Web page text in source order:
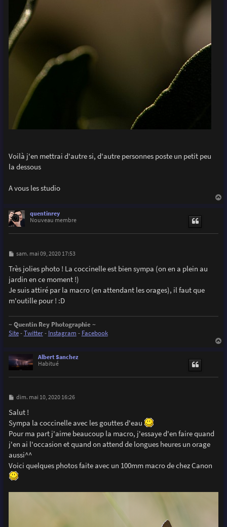
Voilà j'en mettrai d'autre si, d'autre personnes poste un petit peu
la dessous
A vous les studio
quentinrey
Nouveau membre
M
s
s
a
e
sam. mai 09, 2020 17:53
Très jolies photo ! La coccinelle est bien sympa (on en a plein au
jardin en ce moment !)
Je suis attiré par la macro (en attendant les orages), il faut que
m'outille pour ! :D
~ Quentin Rey Photographie ~
Site-Twitter- Instagram - Facebook
Albert Sanchez
Habitué
M
s
s
a
e
dim. mai 10, 2020 16:26
Salut !
Sympa la coccinelle avec les gouttes d'eau
Pour ma part j'aime beaucoup la macro, j'essaye d'en faire quand
j'en ai l'occasion et quand on attend de longues heures un orage
aussi^^
Voici quelques photos faite avec un 100mm macro de chez Canon